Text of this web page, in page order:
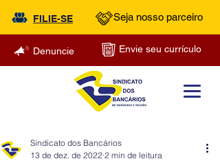
FILIE-SE Seja nosso parceiro
Denuncie Envie seu currículo
Sindicato dos Bancários
13 de dez. de 2022 2 min de leitura